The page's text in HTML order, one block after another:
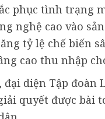
phục tình trạng
nghệ cao vào
tỷ lệ chế biến
cao thu nhập
đại diện Tập đoàn
quyết được bài